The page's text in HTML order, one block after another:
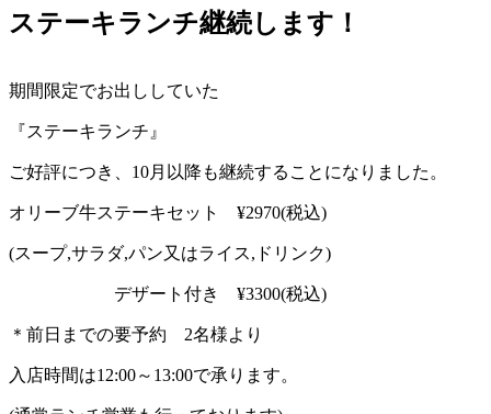
ステーキランチ継続します！
期間限定でお出ししていた
『ステーキランチ』
ご好評につき、10月以降も継続することになりました。
オリーブ牛ステーキセット ¥2970(税込)
(スープ,サラダ,パン又はライス,ドリンク)
デザート付き ¥3300(税込)
＊前日までの要予約 2名様より
入店時間は12:00～13:00で承ります。